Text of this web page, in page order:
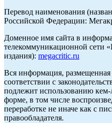
Перевод наименования
Российской Федерации:
Доменное имя сайта в
телекоммуникационной сети
издания): megacritic.ru
Вся информация, размещенная
соответствии с
подлежит использованию
форме, в том числе
переработке не иначе как с
правообладателя.